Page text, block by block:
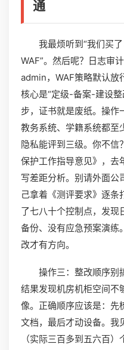
通
我最烦听到“我们买
WAF”。然后呢？日志审
admin，WAF策略默认放
核心是“定级-备案-建设
步，证书就是废纸。操作
教务系统、学籍系统都至
隐私能评到三级。你不信
保护工作指导意见》，去
写差距分析。别请外面公
己拿着《测评要求》逐条
了七八十个控制点，发现
备份、没有应急预案演练
改才有方向。
操作三：整改顺序别
结果发现机房机柜空间不
像。正确顺序应该是：先
文档，最后才动设备。我
（实际三百多到五六百